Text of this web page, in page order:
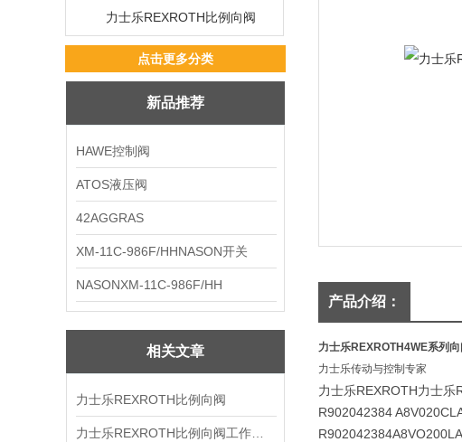
力士乐REXROTH比例向阀
点击更多分类
新品推荐
HAWE控制阀
ATOS液压阀
42AGGRAS
XM-11C-986F/HHNASON开关
NASONXM-11C-986F/HH
相关文章
力士乐REXROTH比例向阀
产品介绍：
力士乐REXROTH4WE系列
力士乐传动与控制专家
力士乐REXROTH力士乐
R902042384
R902042384